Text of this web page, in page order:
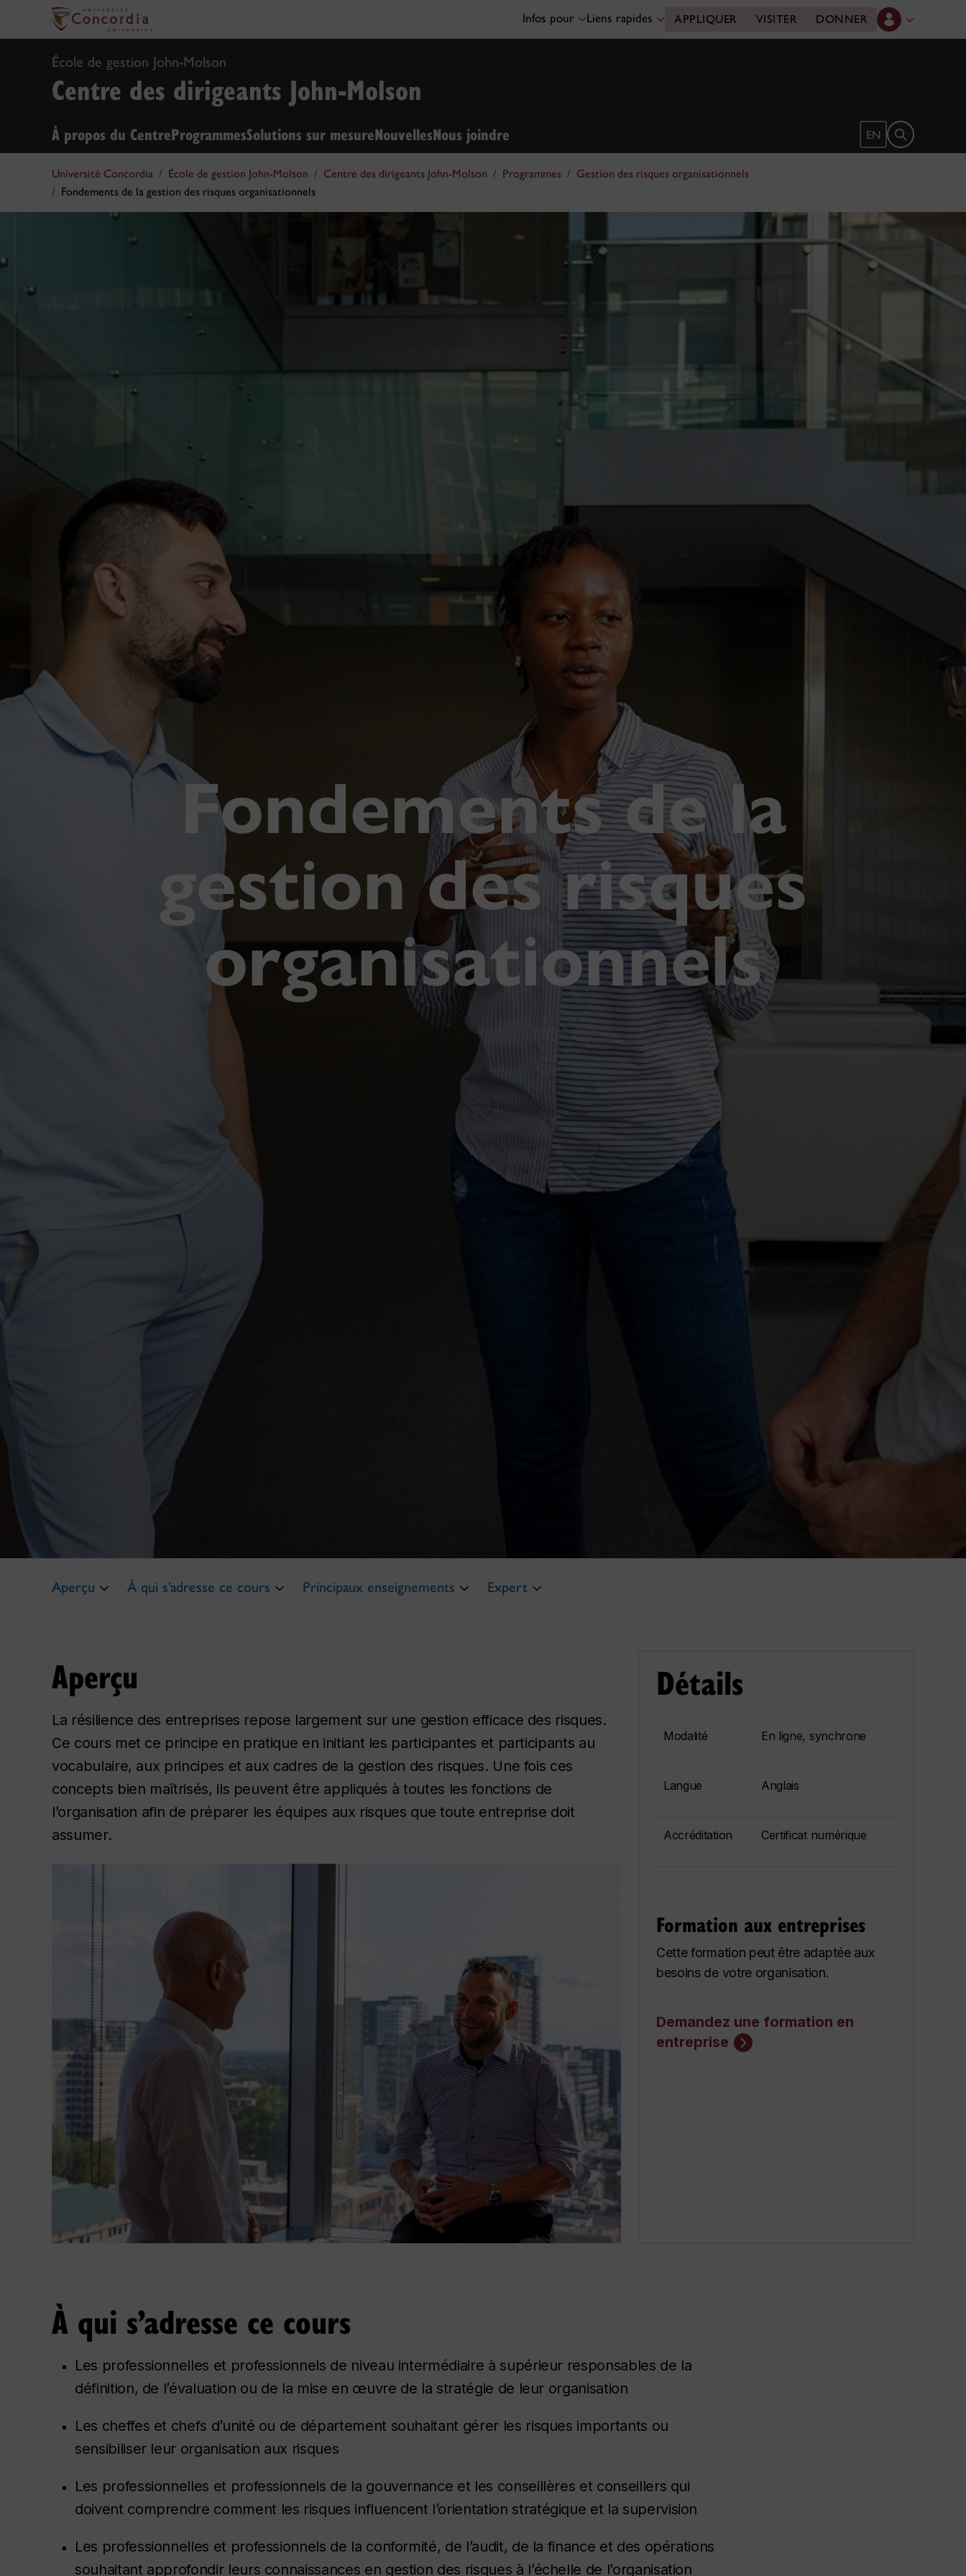
Infos pour Liens rapides APPLIQUER VISITER DONNER
École de gestion John-Molson
Centre des dirigeants John-Molson
À propos du CentreProgrammesSolutions sur mesureNouvellesNous joindre EN Ouvrir le
Université Concordia École de gestion John-Molson Centre des dirigeants John-Molson Programmes
Gestion des risques organisationnels
Fondements de la gestion des risques organisationnels
Fondements de la
gestion des risques
organisationnels
Aperçu À qui s’adresse ce cours Principaux enseignements Expert
Aperçu
La résilience des entreprises repose largement sur une gestion efficace des risques.
Ce cours met ce principe en pratique en initiant les participantes et participants au
vocabulaire, aux principes et aux cadres de la gestion des risques. Une fois ces
concepts bien maîtrisés, ils peuvent être appliqués à toutes les fonctions de
l’organisation afin de préparer les équipes aux risques que toute entreprise doit
assumer.
Détails
Modalité En ligne, synchrone
Langue Anglais
Accréditation Certificat numérique
Formation aux entreprises
Cette formation peut être adaptée aux
besoins de votre organisation.
Demandez une formation en
entreprise
À qui s’adresse ce cours
Les professionnelles et professionnels de niveau intermédiaire à supérieur responsables de la
définition, de l’évaluation ou de la mise en œuvre de la stratégie de leur organisation
Les cheffes et chefs d’unité ou de département souhaitant gérer les risques importants ou
sensibiliser leur organisation aux risques
Les professionnelles et professionnels de la gouvernance et les conseillères et conseillers qui
doivent comprendre comment les risques influencent l’orientation stratégique et la supervision
Les professionnelles et professionnels de la conformité, de l’audit, de la finance et des opérations
souhaitant approfondir leurs connaissances en gestion des risques à l’échelle de l’organisation